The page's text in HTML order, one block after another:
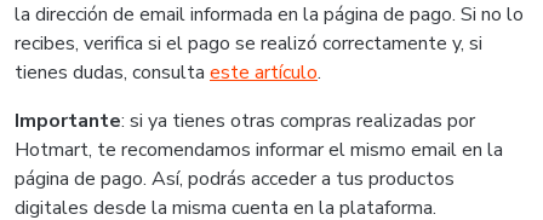
la dirección de email informada en la página de pago. Si no lo
recibes, verifica si el pago se realizó correctamente y, si
tienes dudas, consulta este artículo.
Importante: si ya tienes otras compras realizadas por
Hotmart, te recomendamos informar el mismo email en la
página de pago. Así, podrás acceder a tus productos
digitales desde la misma cuenta en la plataforma.